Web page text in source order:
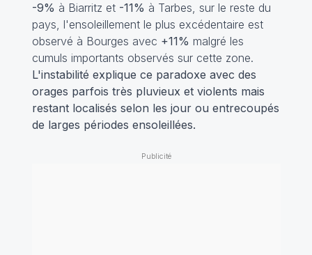
-9% à Biarritz et -11% à Tarbes, sur le reste du
pays, l'ensoleillement le plus excédentaire est
observé à Bourges avec +11% malgré les
cumuls importants observés sur cette zone.
L'instabilité explique ce paradoxe avec des
orages parfois très pluvieux et violents mais
restant localisés selon les jour ou entrecoupés
de larges périodes ensoleillées.